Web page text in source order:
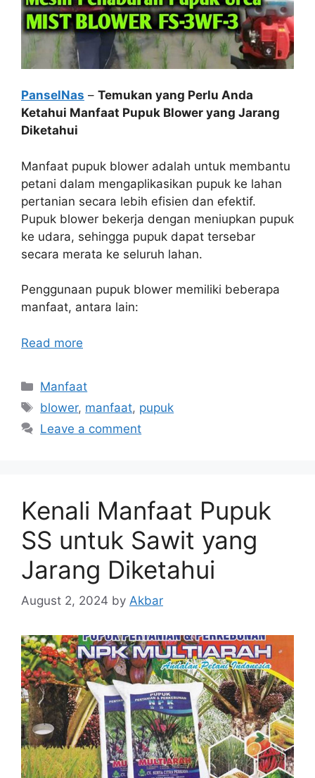
PanselNas – Temukan yang Perlu Anda
Ketahui Manfaat Pupuk Blower yang Jarang
Diketahui
Manfaat pupuk blower adalah untuk membantu
petani dalam mengaplikasikan pupuk ke lahan
pertanian secara lebih efisien dan efektif.
Pupuk blower bekerja dengan meniupkan pupuk
ke udara, sehingga pupuk dapat tersebar
secara merata ke seluruh lahan.
Penggunaan pupuk blower memiliki beberapa
manfaat, antara lain:
Read more
Categories
Manfaat
Tags
blower, manfaat, pupuk
Leave a comment
Kenali Manfaat Pupuk
SS untuk Sawit yang
Jarang Diketahui
August 2, 2024 by Akbar